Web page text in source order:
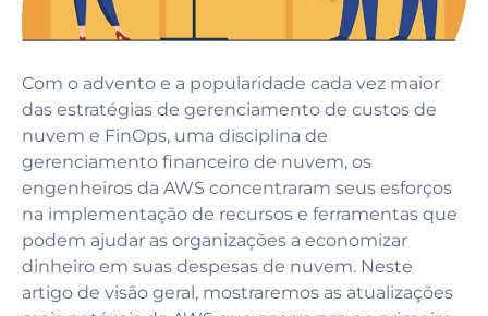
Com o advento e a popularidade cada vez maior
das estratégias de gerenciamento de custos de
nuvem e FinOps, uma disciplina de
gerenciamento financeiro de nuvem, os
engenheiros da AWS concentraram seus esforços
na implementação de recursos e ferramentas que
podem ajudar as organizações a economizar
dinheiro em suas despesas de nuvem. Neste
artigo de visão geral, mostraremos as atualizações